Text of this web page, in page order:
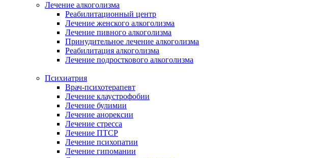
Лечение алкоголизма
Реабилитационный центр
Лечение женского алкоголизма
Лечение пивного алкоголизма
Принудительное лечение алкоголизма
Реабилитация алкоголизма
Лечение подросткового алкоголизма
Психиатрия
Врач-психотерапевт
Лечение клаустрофобии
Лечение булимии
Лечение анорексии
Лечение стресса
Лечение ПТСР
Лечение психопатии
Лечение гипомании